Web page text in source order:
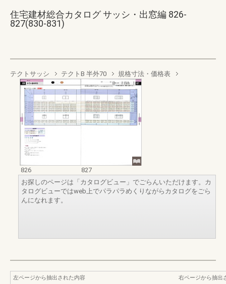
住宅建材総合カタログ サッシ・出窓編 826-
827(830-831)
テクトサッシ テクトB 半外70 規格寸法・価格表
826
827
お探しのページは「カタログビュー」でごらんいただけます。カ
タログビューではweb上でパラパラめくりながらカタログをごら
んになれます。
左ページから抽出された内容
右ページから抽出